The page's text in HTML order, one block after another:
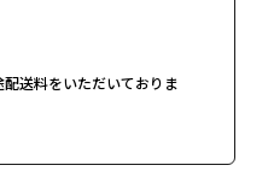
送料をいただいておりま